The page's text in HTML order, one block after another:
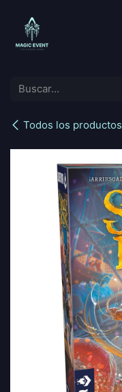
Todos los productos